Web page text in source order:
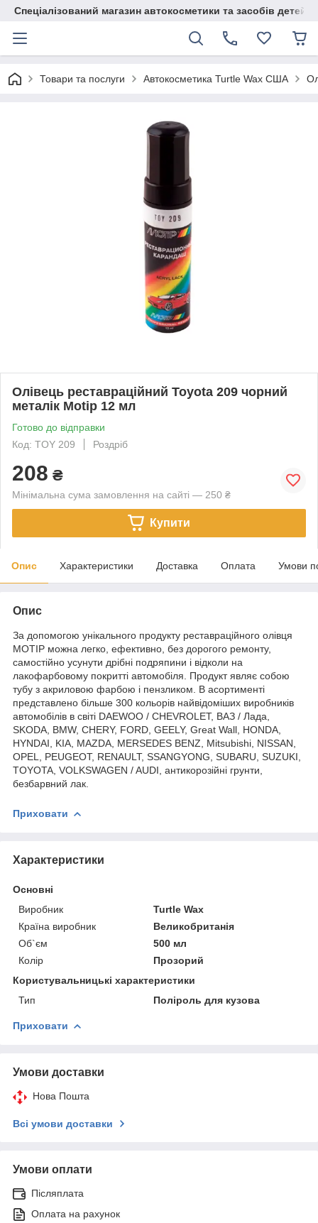
Спеціалізований магазин автокосметики та засобів
Товари та послуги Автокосметика Turtle Wax США
Олівець реставраційний Toyota 209 чорний
металік Motip 12 мл
Готово до відправки
Код: TOY 209
Роздріб
208 ₴
Мінімальна сума замовлення на сайті — 250 ₴
Купити
Опис Характеристики Доставка Оплата Умови
Опис
За допомогою унікального продукту реставраційного олівця
MOTIP можна легко, ефективно, без дорогого ремонту,
самостійно усунути дрібні подряпини і відколи на
лакофарбовому покритті автомобіля. Продукт являє собою
тубу з акриловою фарбою і пензликом. В асортименті
представлено більше 300 кольорів найвідоміших виробників
автомобілів в світі DAEWOO / CHEVROLET, ВАЗ / Лада,
SKODA, BMW, CHERY, FORD, GEELY, Great Wall, HONDA,
HYNDAI, KIA, MAZDA, MERSEDES BENZ, Mitsubishi, NISSAN,
OPEL, PEUGEOT, RENAULT, SSANGYONG, SUBARU, SUZUKI,
TOYOTA, VOLKSWAGEN / AUDI, антикорозійні грунти,
безбарвний лак.
Приховати
Характеристики
Основні
Виробник
Turtle Wax
Країна виробник
Великобританія
Об`єм
500 мл
Колір
Прозорий
Користувальницькі характеристики
Тип
Поліроль для кузова
Приховати
Умови доставки
Нова Пошта
Всі умови доставки
Умови оплати
Післяплата
Оплата на рахунок